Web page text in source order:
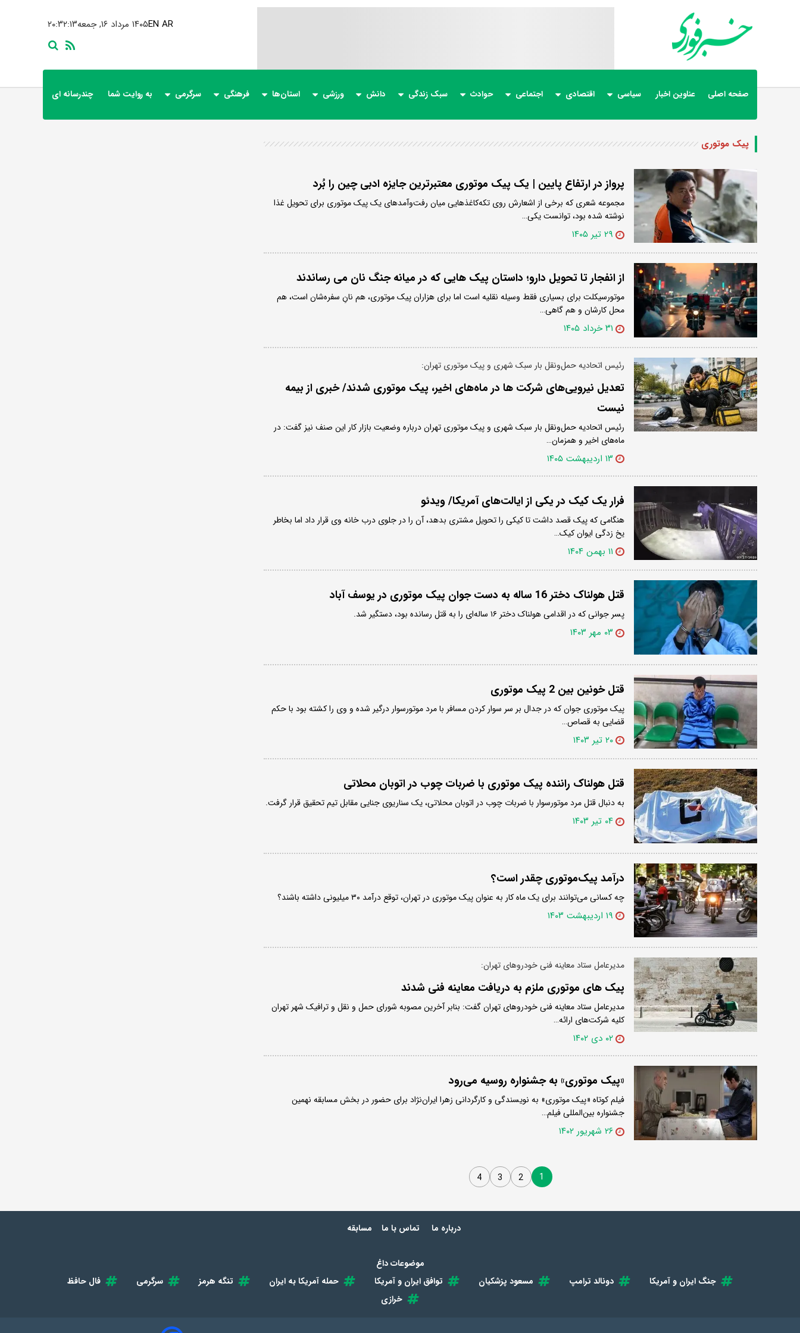
۲۰:۳۲:۱۳ ۱۴۰۵ مرداد ۱۶, جمعهEN AR
صفحه اصلی عناوین اخبار سیاسی اقتصادی اجتماعی حوادث سبک زندگی دانش ورزشی استان‌ها فرهنگی سرگرمی به روایت شما چندرسانه ای
پیک موتوری
پرواز در ارتفاع پایین | یک پیک موتوری معتبرترین جایزه ادبی چین را بُرد
مجموعه شعری که برخی از اشعارش روی تکه‌کاغذهایی میان رفت‌وآمدهای یک پیک موتوری برای تحویل غذا
نوشته شده بود، توانست یکی…
۲۹ تیر ۱۴۰۵
از انفجار تا تحویل دارو؛ داستان پیک هایی که در میانه جنگ نان می رساندند
موتورسیکلت برای بسیاری فقط وسیله نقلیه است اما برای هزاران پیک موتوری، هم نانِ سفره‌شان است، هم
محل کارشان و هم گاهی…
۳۱ خرداد ۱۴۰۵
رئیس اتحادیه حمل‌ونقل بار سبک شهری و پیک موتوری تهران:
تعدیل نیرویی‌های شرکت ها در ماه‌های اخیر، پیک موتوری شدند/ خبری از بیمه
نیست
رئیس اتحادیه حمل‌ونقل بار سبک شهری و پیک موتوری تهران درباره وضعیت بازار کار این صنف نیز گفت: در
ماه‌های اخیر و همزمان…
۱۳ اردیبهشت ۱۴۰۵
فرار یک کیک در یکی از ایالت‌های آمریکا/ ویدئو
هنگامی که پیک قصد داشت تا کیکی را تحویل مشتری بدهد، آن را در جلوی درب خانه وی قرار داد اما بخاطر
یخ زدگی ایوان کیک…
۱۱ بهمن ۱۴۰۴
قتل هولناک دختر 16 ساله به دست جوان پیک موتوری در یوسف آباد
پسر جوانی که در اقدامی هولناک دختر ۱۶ ساله‌ای را به قتل رسانده بود، دستگیر شد.
۰۳ مهر ۱۴۰۳
قتل خونین بین 2 پیک موتوری
پیک موتوری جوان که در جدال بر سر سوار کردن مسافر با مرد موتورسوار درگیر شده و وی را کشته بود با حکم
قضایی به قصاص…
۲۰ تیر ۱۴۰۳
قتل هولناک راننده پیک موتوری با ضربات چوب در اتوبان محلاتی
به دنبال قتل مرد موتورسوار با ضربات چوب در اتوبان محلاتی، یک سناریوی جنایی مقابل تیم تحقیق قرار گرفت.
۰۴ تیر ۱۴۰۳
درآمد پیک‌موتوری چقدر است؟
چه کسانی می‌توانند برای یک ماه کار به عنوان پیک موتوری در تهران، توقع درآمد ۳۰ میلیونی داشته باشند؟
۱۹ اردیبهشت ۱۴۰۳
مدیرعامل ستاد معاینه فنی خودرو‌های تهران:
پیک های موتوری ملزم به دریافت معاینه فنی شدند
مدیرعامل ستاد معاینه فنی خودرو‌های تهران گفت: بنابر آخرین مصوبه شورای حمل و نقل و ترافیک شهر تهران
کلیه شرکت‌های ارائه…
۰۲ دی ۱۴۰۲
«پیک موتوری» به جشنواره روسیه می‌رود
فیلم کوتاه «پیک موتوری» به نویسندگی و کارگردانی زهرا ایران‌نژاد برای حضور در بخش مسابقه نهمین
جشنواره بین‌المللی فیلم…
۲۶ شهریور ۱۴۰۲
1
2
3
4
درباره ما تماس با ما مسابقه
موضوعات داغ
جنگ ایران و آمریکا
دونالد ترامپ مسعود پزشکیان توافق ایران و آمریکا حمله آمریکا به ایران تنگه هرمز سرگرمی
فال حافظ
خرازی